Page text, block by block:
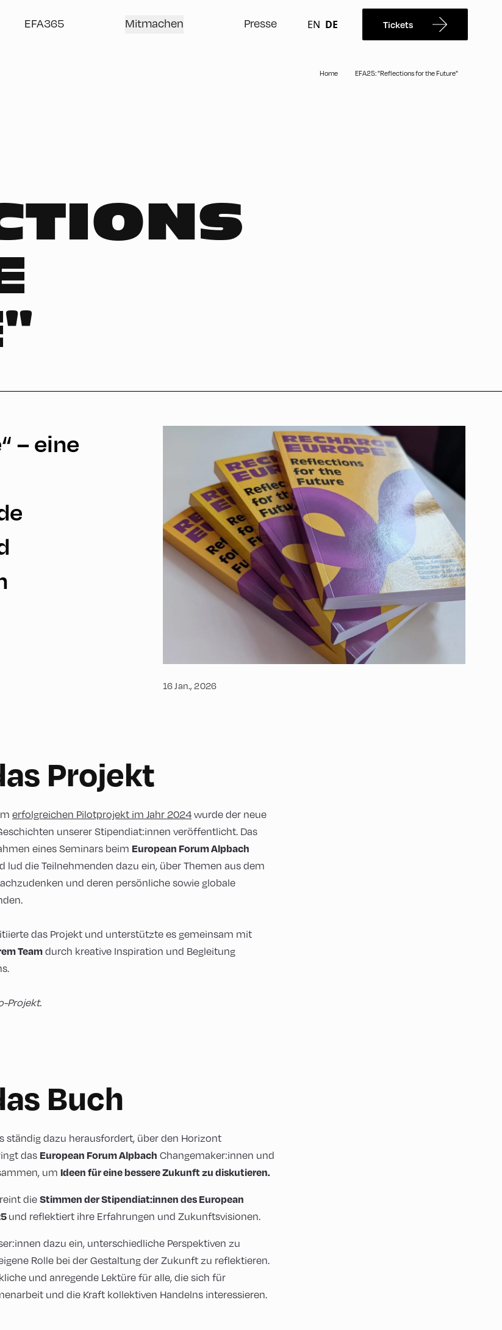
EFA365 Mitmachen Presse EN DE Tickets
Home EFA25: "Reflections for the Future"
– eine
16 Jan., 2026
Projekt
erfolgreichen Pilotprojekt im Jahr 2024 wurde der neue
unserer Stipendiat:innen veröffentlicht. Das
eines Seminars beim European Forum Alpbach
lud die Teilnehmenden dazu ein, über Themen aus dem
und deren persönliche sowie globale
das Projekt und unterstützte es gemeinsam mit
Team durch kreative Inspiration und Begleitung
Projekt.
Buch
ständig dazu herausfordert, über den Horizont
das European Forum Alpbach Changemaker:innen und
um Ideen für eine bessere Zukunft zu diskutieren.
die Stimmen der Stipendiat:innen des European
und reflektiert ihre Erfahrungen und Zukunftsvisionen.
dazu ein, unterschiedliche Perspektiven zu
Rolle bei der Gestaltung der Zukunft zu reflektieren.
und anregende Lektüre für alle, die sich für
und die Kraft kollektiven Handelns interessieren.